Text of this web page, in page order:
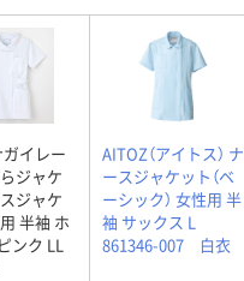
ガイレー
ジャケ
ジャケ
半袖 ホ
ンク LL
AITOZ（アイトス） ナ
ースジャケット（ベ
ーシック） 女性用 半
袖 サックス L
861346-007 白衣